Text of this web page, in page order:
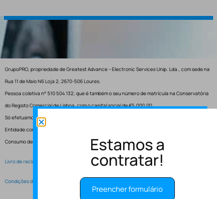
GrupoPRO, propriedade de Greatest Advance – Electronic Services Unip. Lda., com sede na
Rua 11 de Maio N6 Loja 2, 2670-506 Loures.
Pessoa coletiva n° 510 504 132, que é também o seu número de matrícula na Conservatória
do Registo Comercial de Lisboa, com o capital social de €5.000,00.
Só efetuamos entregas em Portugal.
Entidade competente para resolução de conflitos – Centro de Arbitragem de Conflitos de
Consumo de Lisboa.
Livro de reclamações electrónico
Condições de Serviço
Estamos a
contratar!
Preencher formulário